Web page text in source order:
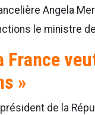
Angela
le ministre
France
»
de la